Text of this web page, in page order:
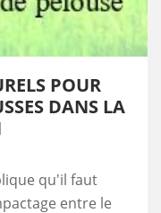
POUR
DANS LA
qu'il faut
entre le